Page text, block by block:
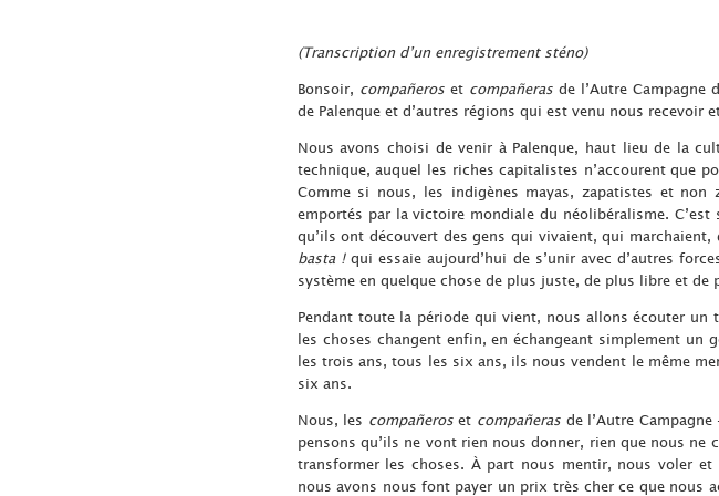
(Transcription d’un enregistrement sténo)
Bonsoir, compañeroset compañerasde l’Autre Campagne
de Palenque et d’autres régions qui est venu nous recevoir
Nous avons choisi de venir à Palenque, haut lieu de la
technique, auquel les riches capitalistes n’accourent que
Comme si nous, les indigènes mayas, zapatistes et
emportés par la victoire mondiale du néolibéralisme.
qu’ils ont découvert des gens qui vivaient, qui
basta !qui essaie aujourd’hui de s’unir avec d’autres
système en quelque chose de plus juste, de plus libre et de
Pendant toute la période qui vient, nous allons écouter un
les choses changent enfin, en échangeant simplement un
les trois ans, tous les six ans, ils nous vendent le même
six ans.
Nous, les compañeroset compañeras de l’Autre
pensons qu’ils ne vont rien nous donner, rien que nous
transformer les choses. À part nous mentir, nous voler
nous avons nous font payer un prix très cher ce que nous